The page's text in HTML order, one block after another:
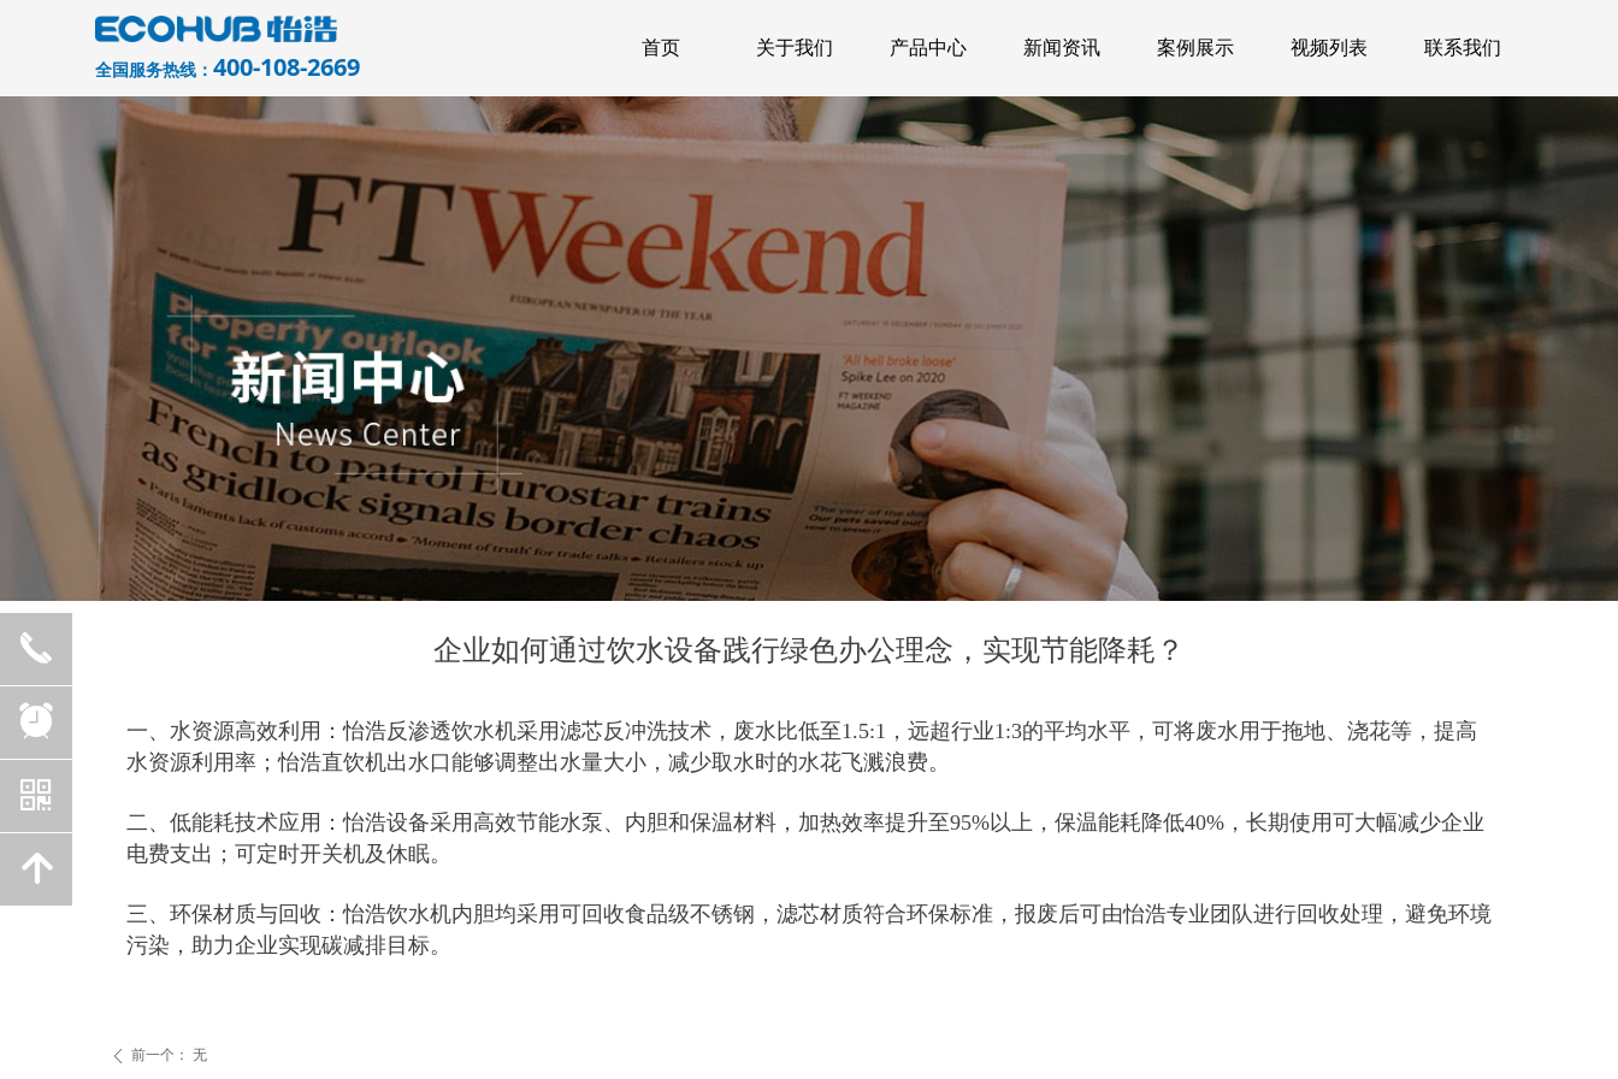
首页
首页
关于我们
关于我们
产品中心
产品中心
新闻资讯
新闻资讯
案例展示
案例展示
视频列表
视频列表
联系我们
全国服务热线： 400-108-2669
企业如何通过饮水设备践行绿色办公理念，实现节能降耗？
一、水资源高效利用：怡浩反渗透饮水机采用滤芯反冲洗技术，废水比低至1.5:1，远超行业1:3的平均水平，可将废水用于拖地、浇花等，提高
水资源利用率；怡浩直饮机出水口能够调整出水量大小，减少取水时的水花飞溅浪费。
二、低能耗技术应用：怡浩设备采用高效节能水泵、内胆和保温材料，加热效率提升至95%以上，保温能耗降低40%，长期使用可大幅减少企业
电费支出；可定时开关机及休眠。
三、环保材质与回收：怡浩饮水机内胆均采用可回收食品级不锈钢，滤芯材质符合环保标准，报废后可由怡浩专业团队进行回收处理，避免环境
污染，助力企业实现碳减排目标。
首页 ꄲ 相关资讯 ꄲ 企业如何通过饮水设备践行绿色办公理念，实现节能降耗？
ꄴ 前一个： 无
끅
뀥
낃
녕